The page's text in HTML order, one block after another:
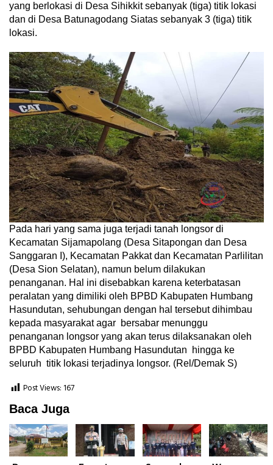
yang berlokasi di Desa Sihikkit sebanyak (tiga) titik lokasi
dan di Desa Batunagodang Siatas sebanyak 3 (tiga) titik
lokasi.
Pada hari yang sama juga terjadi tanah longsor di
Kecamatan Sijamapolang (Desa Sitapongan dan Desa
Sanggaran I), Kecamatan Pakkat dan Kecamatan Parlilitan
(Desa Sion Selatan), namun belum dilakukan
penanganan. Hal ini disebabkan karena keterbatasan
peralatan yang dimiliki oleh BPBD Kabupaten Humbang
Hasundutan, sehubungan dengan hal tersebut dihimbau
kepada masyarakat agar bersabar menunggu
penanganan longsor yang akan terus dilaksanakan oleh
BPBD Kabupaten Humbang Hasundutan hingga ke
seluruh titik lokasi terjadinya longsor. (Rel/Demak S)
Post Views: 167
Baca Juga